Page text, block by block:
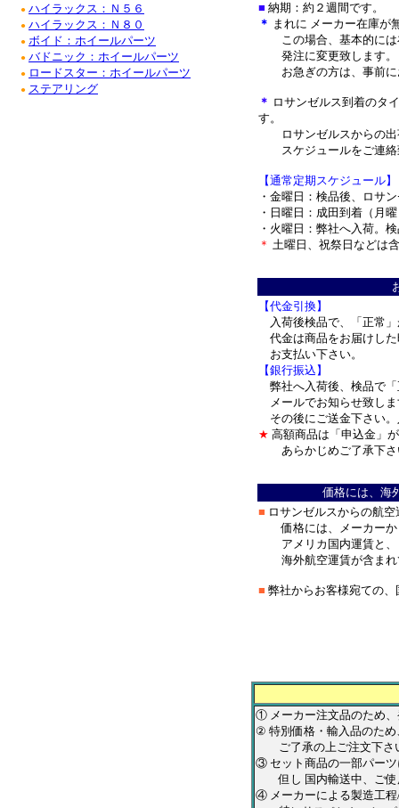
■ 納期：約２週間です。
＊ まれに メーカー在庫が
この場合、基本的には
発注に変更致します。
お急ぎの方は、事前に
＊ ロサンゼルス到着のタ
す。
ロサンゼルスからの出
スケジュールをご連絡
【通常定期スケジュール】
・金曜日：検品後、ロサ
・日曜日：成田到着（月
・火曜日：弊社へ入荷。
＊ 土曜日、祝祭日などは
【代金引換】
入荷後検品で、「正常
代金は商品をお届けし
お支払い下さい。
【銀行振込】
弊社へ入荷後、検品で
メールでお知らせ致しま
その後にご送金下さい
★ 高額商品は「申込金」
あらかじめご了承下さ
価格には、海
■ ロサンゼルスからの航
価格には、メーカーか
アメリカ国内運賃と、
海外航空運賃が含まれ
■ 弊社からお客様宛ての
① メーカー注文品のため
② 特別価格・輸入品のた
ご了承の上ご注文下さ
③ セット商品の一部パーツ
但し 国内輸送中、ご使
④ メーカーによる製造工
● ハイラックス：Ｎ５６
● ハイラックス：Ｎ８０
● ボイド：ホイールパーツ
● バドニック：ホイールパーツ
● ロードスター：ホイールパーツ
● ステアリング